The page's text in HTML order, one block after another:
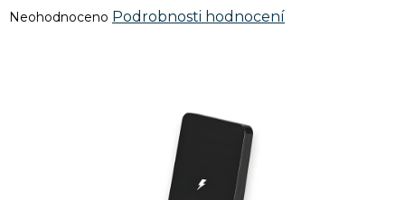
Průměrné
Neohodnoceno Podrobnosti hodnocení